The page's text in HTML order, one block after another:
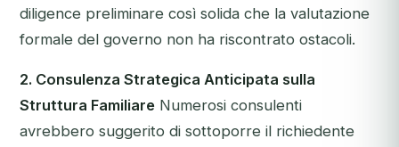
diligence preliminare così solida che la valutazione
formale del governo non ha riscontrato ostacoli.
2. Consulenza Strategica Anticipata sulla
Struttura Familiare Numerosi consulenti
avrebbero suggerito di sottoporre il richiedente